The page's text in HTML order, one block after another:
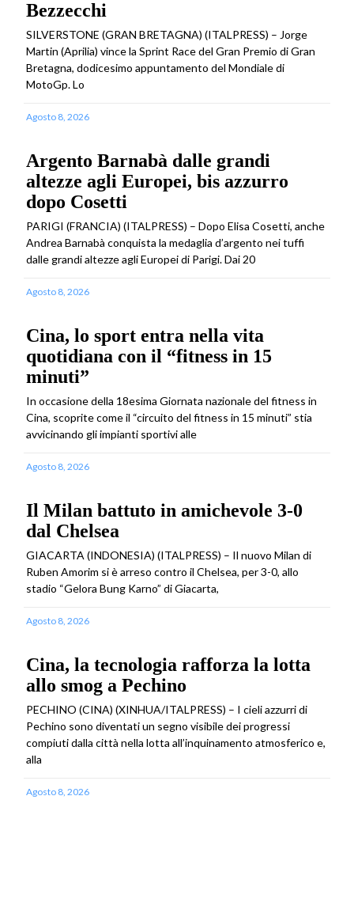
Bezzecchi
SILVERSTONE (GRAN BRETAGNA) (ITALPRESS) – Jorge
Martin (Aprilia) vince la Sprint Race del Gran Premio di Gran
Bretagna, dodicesimo appuntamento del Mondiale di
MotoGp. Lo
Agosto 8, 2026
Argento Barnabà dalle grandi
altezze agli Europei, bis azzurro
dopo Cosetti
PARIGI (FRANCIA) (ITALPRESS) – Dopo Elisa Cosetti, anche
Andrea Barnabà conquista la medaglia d’argento nei tuffi
dalle grandi altezze agli Europei di Parigi. Dai 20
Agosto 8, 2026
Cina, lo sport entra nella vita
quotidiana con il “fitness in 15
minuti”
In occasione della 18esima Giornata nazionale del fitness in
Cina, scoprite come il “circuito del fitness in 15 minuti” stia
avvicinando gli impianti sportivi alle
Agosto 8, 2026
Il Milan battuto in amichevole 3-0
dal Chelsea
GIACARTA (INDONESIA) (ITALPRESS) – Il nuovo Milan di
Ruben Amorim si è arreso contro il Chelsea, per 3-0, allo
stadio “Gelora Bung Karno” di Giacarta,
Agosto 8, 2026
Cina, la tecnologia rafforza la lotta
allo smog a Pechino
PECHINO (CINA) (XINHUA/ITALPRESS) – I cieli azzurri di
Pechino sono diventati un segno visibile dei progressi
compiuti dalla città nella lotta all’inquinamento atmosferico e,
alla
Agosto 8, 2026